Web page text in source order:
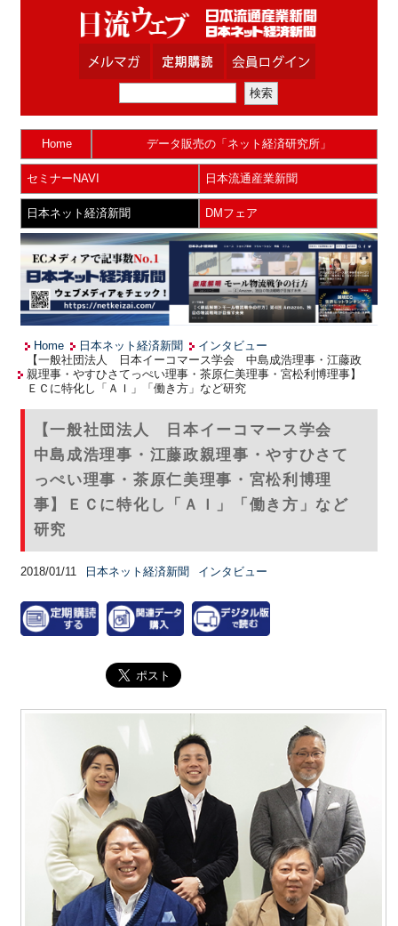
Home データ販売の「ネット経済研究所」
セミナーNAVI 日本流通産業新聞
日本ネット経済新聞 DMフェア
Home 日本ネット経済新聞
インタビュー
【一般社団法人 日本イーコマース学会 中島成浩理事・江藤政
親理事・やすひさてっぺい理事・茶原仁美理事・宮松利博理事】
ＥＣに特化し「ＡＩ」「働き方」など研究
【一般社団法人 日本イーコマース学会
中島成浩理事・江藤政親理事・やすひさて
っぺい理事・茶原仁美理事・宮松利博理
事】ＥＣに特化し「ＡＩ」「働き方」など
研究
2018/01/11 日本ネット経済新聞 インタビュー